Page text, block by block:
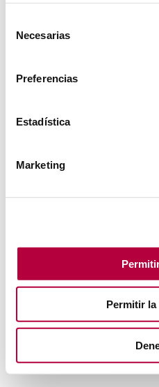
Necesarias
Preferencias
Estadística
Marketing
Permitir